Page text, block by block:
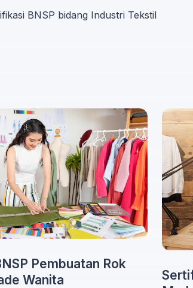
BNSP bidang Industri Tekstil
Pembuatan Rok
Wanita